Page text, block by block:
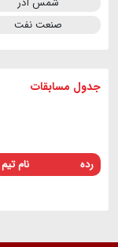
صنعت نفت
جدول مسابقات
رده نام تیم